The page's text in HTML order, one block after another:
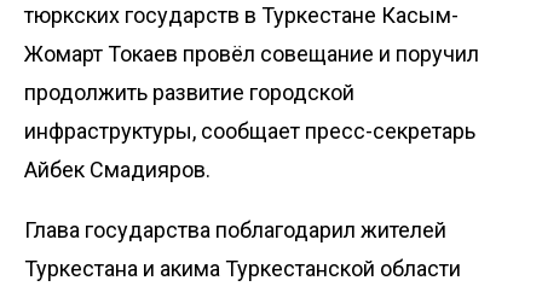
тюркских государств в Туркестане Касым-
Жомарт Токаев провёл совещание и поручил
продолжить развитие городской
инфраструктуры, сообщает пресс-секретарь
Айбек Смадияров.
Глава государства поблагодарил жителей
Туркестана и акима Туркестанской области